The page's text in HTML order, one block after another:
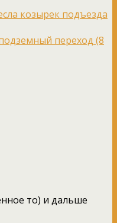
козырек подъезда
переход (8
то) и дальше